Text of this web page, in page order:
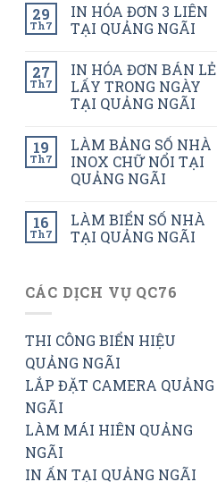
29
Th7
IN HÓA ĐƠN 3 LIÊN
TẠI QUẢNG NGÃI
27
Th7
IN HÓA ĐƠN BÁN LẺ
LẤY TRONG NGÀY
TẠI QUẢNG NGÃI
19
Th7
LÀM BẢNG SỐ NHÀ
INOX CHỮ NỔI TẠI
QUẢNG NGÃI
16
Th7
LÀM BIỂN SỐ NHÀ
TẠI QUẢNG NGÃI
CÁC DỊCH VỤ QC76
THI CÔNG BIỂN HIỆU
QUẢNG NGÃI
LẮP ĐẶT CAMERA QUẢNG
NGÃI
LÀM MÁI HIÊN QUẢNG
NGÃI
IN ẤN TẠI QUẢNG NGÃI